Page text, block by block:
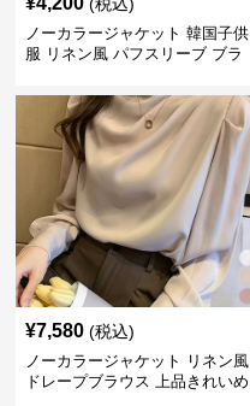
ノーカラージャケット 韓国子供
服 リネン風 パフスリーブ ブラ
¥7,580 (税込)
ノーカラージャケット リネン風
ドレープブラウス 上品きれいめ